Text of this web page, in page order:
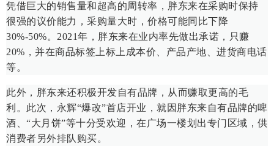
凭借巨大的销售量和超高的周转率，胖东来在采购时保持
很强的议价能力，采购量大时，价格可能同比下降
30%-50%。2021年，胖东来在业内率先做出承诺，只赚
20%，并在商品标签上标上成本价、产品产地、进货商电话
等。
此外，胖东来还积极开发自有品牌，从而赚取更高的毛
利。此次，永辉“爆改”首店开业，就因胖东来自有品牌的啤
酒、“大月饼”等十分受欢迎，在广场一楼划出专门区域，供
消费者另外排队购买。